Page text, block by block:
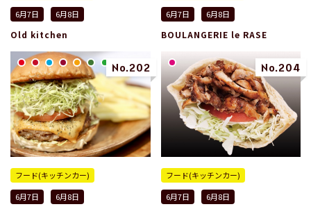
6月7日
6月8日
Old kitchen
6月7日
6月8日
BOULANGERIE le RASE
フード(キッチンカー)
6月7日
6月8日
No.202
フード(キッチンカー)
6月7日
6月8日
No.204